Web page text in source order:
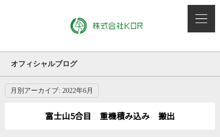
オフィシャルブログ
月別アーカイブ: 2022年6月
富士山5合目 重機積み込み 搬出